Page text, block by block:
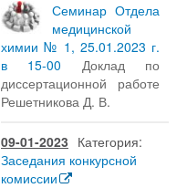
Семинар Отдела
медицинской
химии № 1, 25.01.2023 г.
в 15-00 Доклад по
диссертационной работе
Решетникова Д. В.
09-01-2023 Категория:
Заседания конкурсной
комиссии